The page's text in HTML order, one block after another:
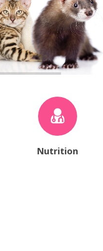
Nutrition